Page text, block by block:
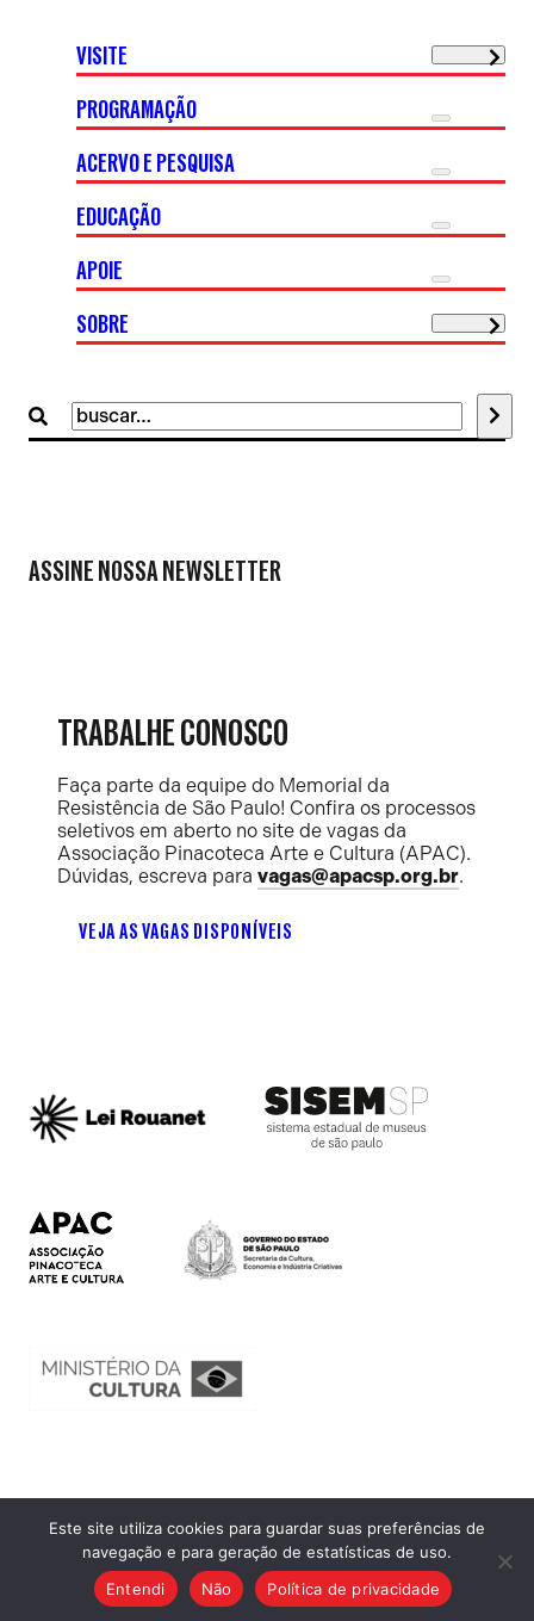
Buscar
por:
VISITE
PROGRAMAÇÃO
ACERVO E PESQUISA
EDUCAÇÃO
APOIE
SOBRE
ASSINE NOSSA NEWSLETTER
TRABALHE CONOSCO
Faça parte da equipe do Memorial da
Resistência de São Paulo! Confira os processos
seletivos em aberto no site de vagas da
Associação Pinacoteca Arte e Cultura (APAC).
Dúvidas, escreva para vagas@apacsp.org.br.
VEJA AS VAGAS DISPONÍVEIS
Ouvidoria
Transparência
Este site utiliza cookies para guardar suas preferências de
navegação e para geração de estatísticas de uso.
Entendi
Não Política de privacidade